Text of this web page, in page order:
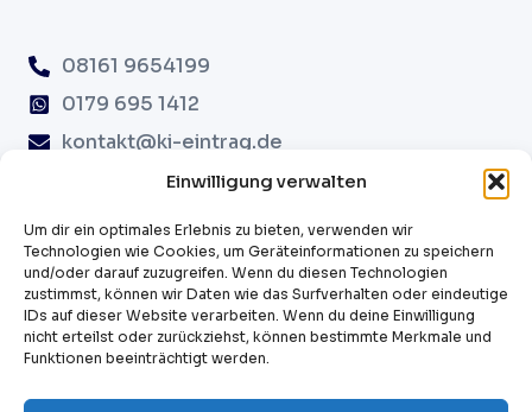
Einwilligung verwalten
Um dir ein optimales Erlebnis zu bieten, verwenden wir
Technologien wie Cookies, um Geräteinformationen zu speichern
und/oder darauf zuzugreifen. Wenn du diesen Technologien
zustimmst, können wir Daten wie das Surfverhalten oder eindeutige
IDs auf dieser Website verarbeiten. Wenn du deine Einwilligung
nicht erteilst oder zurückziehst, können bestimmte Merkmale und
Funktionen beeinträchtigt werden.
08161 9654199
0179 695 1412
kontakt@ki-eintrag.de
Erdinger Str. 82A, 85356 Freising
Cookie-Richtlinie
Sitemap
AGB
Datenschutz